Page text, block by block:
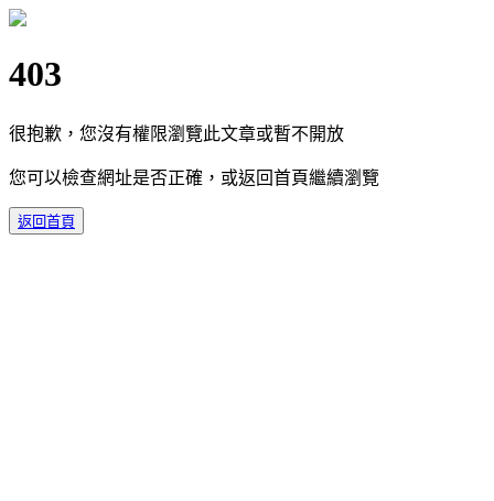
403
很抱歉，您沒有權限瀏覽此文章或暫不開放
您可以檢查網址是否正確，或返回首頁繼續瀏覽
返回首頁